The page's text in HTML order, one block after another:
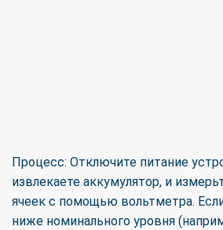
Процесс: Отключите питание
извлекаете аккумулятор, и
ячеек с помощью вольтметра.
ниже номинального уровня